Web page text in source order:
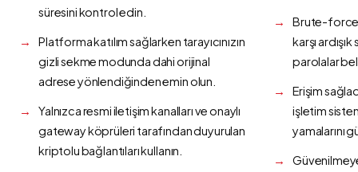
süresini kontrol edin.
Platforma katılım sağlarken tarayıcınızın
gizli sekme modunda dahi orijinal
adrese yönlendiğinden emin olun.
Yalnızca resmi iletişim kanalları ve onaylı
gateway köprüleri tarafından duyurulan
kriptolu bağlantıları kullanın.
Brute-force
karşı
parolalar
Erişim
işletim
yamalarını